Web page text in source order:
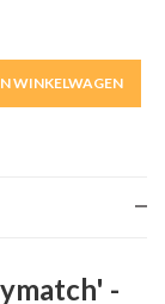
WINKELWAGEN
-